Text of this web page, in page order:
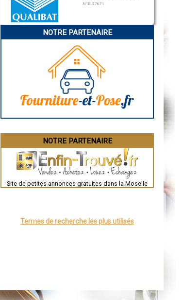
Charleville-Mézières
Pamiers
Narbonne
Brive-la-Gaillarde
Guéret
Besançon
Évreux
Chartres
Nîmes
Auch
Agen
N°E157671
NOTRE PARTENAIRE
NOTRE PARTENAIRE
Site de petites annonces gratuites dans la Moselle
Termes de recherche les plus utilisés